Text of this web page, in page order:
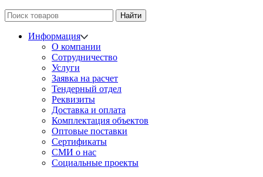
Найти
Информация
О компании
Сотрудничество
Услуги
Заявка на расчет
Тендерный отдел
Реквизиты
Доставка и оплата
Комплектация объектов
Оптовые поставки
Сертификаты
СМИ о нас
Социальные проекты